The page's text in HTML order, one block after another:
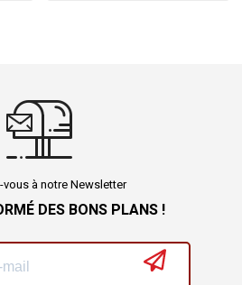
à notre Newsletter
DES BONS PLANS !